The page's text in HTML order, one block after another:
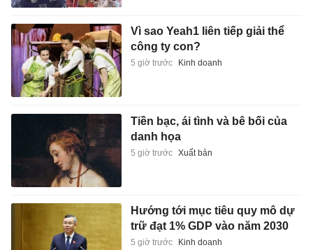
Vì sao Yeah1 liên tiếp giải thể
công ty con?
5 giờ trước Kinh doanh
Tiền bạc, ái tình và bê bối của
danh họa
5 giờ trước Xuất bản
Hướng tới mục tiêu quy mô dự
trữ đạt 1% GDP vào năm 2030
5 giờ trước Kinh doanh